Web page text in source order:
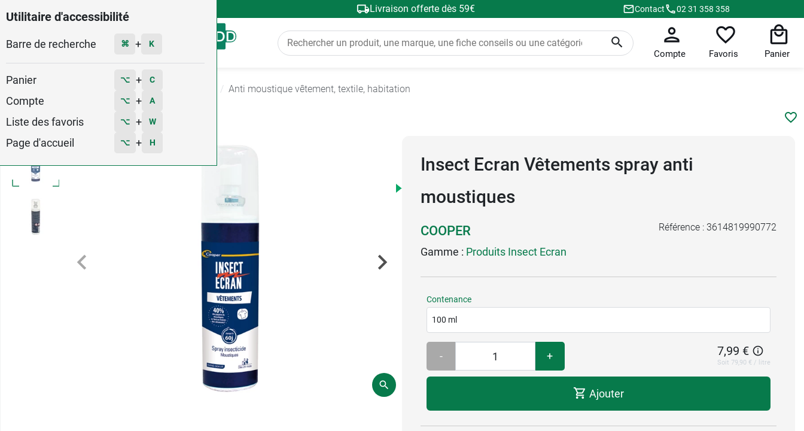
Utilitaire d'accessibilité
Barre de recherche ⌘ + K
Panier ⌥ + C
Compte ⌥ + A
Liste des favoris ⌥ + W
Page d'accueil ⌥ + H
Livraison offerte dès 59€ Contact 02 31 358 358
Menu
Compte Favoris Panier
Anti moustique vêtement, textile, habitation
4
Insect Ecran Vêtements spray anti
moustiques
COOPER
Gamme : Produits Insect Ecran
Référence : 3614819990772
Contenance
100 ml
- + 7,99 €
Soit 79,90 € / litre
Ajouter